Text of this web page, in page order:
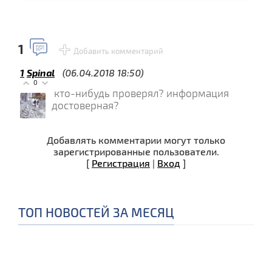
1 Добавить комментарий
1 Spinal (06.04.2018 18:50)
0
кто-нибудь проверял? информация
достоверная?
Добавлять комментарии могут только
зарегистрированные пользователи.
[ Регистрация | Вход ]
ТОП НОВОСТЕЙ ЗА МЕСЯЦ